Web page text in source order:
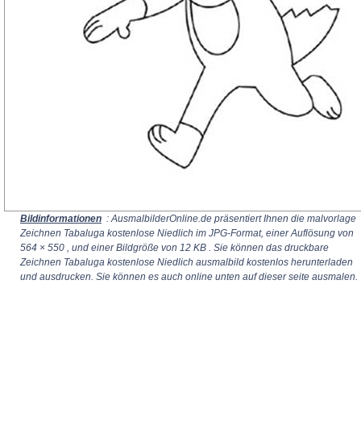
Bildinformationen : AusmalbilderOnline.de präsentiert Ihnen die malvorlage
Zeichnen Tabaluga kostenlose Niedlich im JPG-Format, einer Auflösung von
564 × 550 , und einer Bildgröße von 12 KB . Sie können das druckbare
Zeichnen Tabaluga kostenlose Niedlich ausmalbild kostenlos herunterladen
und ausdrucken. Sie können es auch online unten auf dieser seite ausmalen.